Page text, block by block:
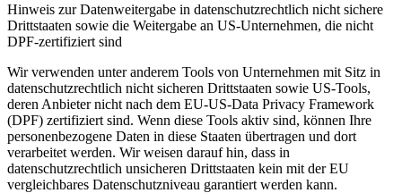
Hinweis zur Datenweitergabe in datenschutzrechtlich nicht sichere
Drittstaaten sowie die Weitergabe an US-Unternehmen, die nicht
DPF-zertifiziert sind
Wir verwenden unter anderem Tools von Unternehmen mit Sitz in
datenschutzrechtlich nicht sicheren Drittstaaten sowie US-Tools,
deren Anbieter nicht nach dem EU-US-Data Privacy Framework
(DPF) zertifiziert sind. Wenn diese Tools aktiv sind, können Ihre
personenbezogene Daten in diese Staaten übertragen und dort
verarbeitet werden. Wir weisen darauf hin, dass in
datenschutzrechtlich unsicheren Drittstaaten kein mit der EU
vergleichbares Datenschutzniveau garantiert werden kann.